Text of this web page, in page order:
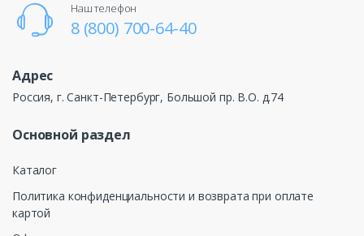
Наш телефон
8 (800) 700-64-40
Адрес
Россия, г. Санкт-Петербург, Большой пр. В.О. д.74
Основной раздел
Каталог
Политика конфиденциальности и возврата при оплате
картой